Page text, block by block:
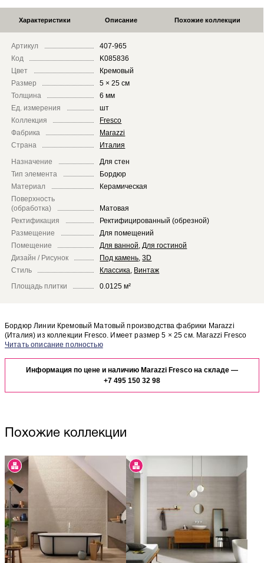
Характеристики Описание Похожие коллекции
Артикул
407-965
Код
K085836
Цвет
Кремовый
Размер
5 × 25 см
Толщина
6 мм
Ед. измерения
шт
Коллекция
Fresco
Фабрика
Marazzi
Страна
Италия
Назначение
Для стен
Тип элемента
Бордюр
Материал
Керамическая
Поверхность
(обработка)
Матовая
Ректификация
Ректифицированный (обрезной)
Размещение
Для помещений
Помещение
Для ванной Для гостиной
Дизайн / Рисунок
Под камень ,3D
Стиль
Классика Винтаж
Площадь плитки
0.0125 м²
Бордюр Линии Кремовый Матовый производства фабрики Marazzi
(Италия) из коллекции Fresco. Имеет размер 5 × 25 см. Marazzi Fresco
Линии Кремовый Матовый отлично сочетается с другими элементами
выглядеть в отделке Вашего помещения, закажите бесплатный дизайн-
проект с использованием элементов коллекции Marazzi Fresco.
Информация по цене и наличию Marazzi Fresco на складе —
+7 495 150 32 98
Похожие коллекции